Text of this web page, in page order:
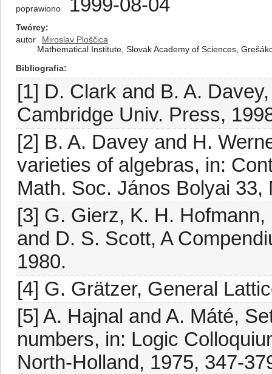
poprawiono 1999-08-04
Twórcy
autor
Miroslav Ploščica
Mathematical Institute, Slovak Academy of Sciences,
Bibliografia
[1] D. Clark and B. A.
Cambridge Univ. Press,
[2] B. A. Davey and H.
varieties of algebras, in:
Math. Soc. János Bolyai
[3] G. Gierz, K. H.
and D. S. Scott, A
1980.
[4] G. Grätzer, General
[5] A. Hajnal and A. Máté,
numbers, in: Logic
North-Holland, 1975, 347-